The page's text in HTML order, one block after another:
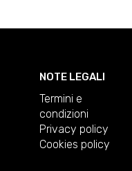
NOTE LEGALI
Termini e
condizioni
Privacy policy
Cookies policy